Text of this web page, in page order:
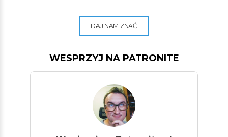
DAJ NAM ZNAĆ
WESPRZYJ NA PATRONITE